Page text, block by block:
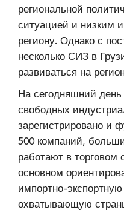
региональной
ситуацией и низким
региону. Однако с
несколько СИЗ в
развиваться на
На сегодняшний
свободных
зарегистрировано и
500 компаний,
работают в торговом
основном
импортно-
охватывающую